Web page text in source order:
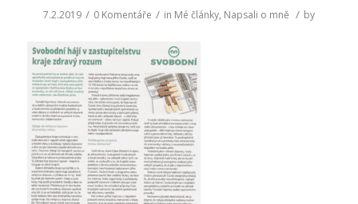
7.2.2019 / 0 Komentáře / in Mé články, Napsali o mně / by